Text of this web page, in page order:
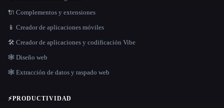
🔌 Complementos y extensiones
📱 Creador de aplicaciones móviles
🛠️ Creador de aplicaciones y codificación Vibe
🕸 Diseño web
🕸️ Extracción de datos y raspado web
⚡PRODUCTIVIDAD